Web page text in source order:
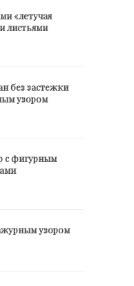
«летучая
листьями
без застежки
узором
с фигурным
узором